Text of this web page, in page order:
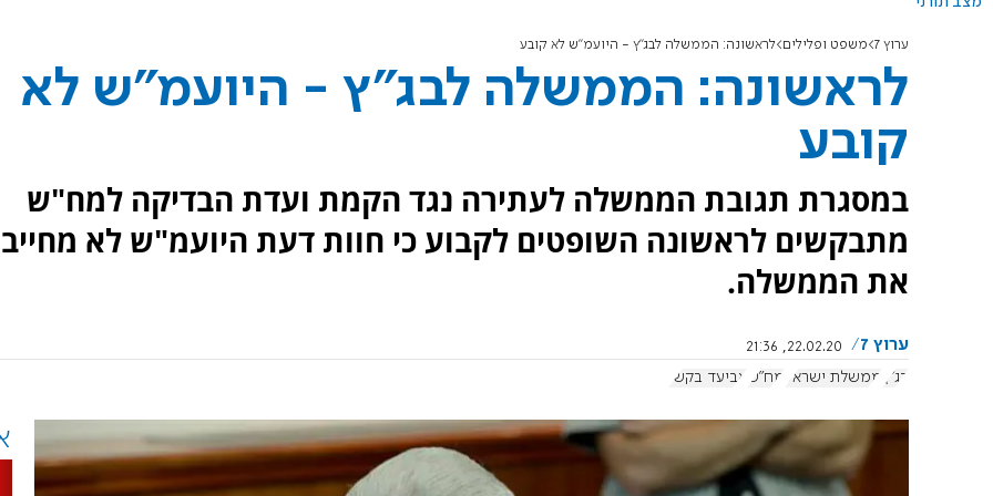
ערוץ 7 משפט ופלילים לראשונה: הממשלה לבג"ץ - היועמ"ש לא קובע
לראשונה: הממשלה לבג"ץ - היועמ"ש לא
קובע
במסגרת תגובת הממשלה לעתירה נגד הקמת ועדת הבדיקה למח"ש
מתבקשים לראשונה השופטים לקבוע כי חוות דעת היועמ"ש לא
את הממשלה.
ערוץ 7
22.02.20, 21:36
בג"ץ ממשלת ישראל מח"ש אביעד בקשי